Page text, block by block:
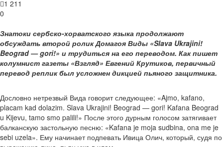
1 211
0
Знатоки сербско-хорватского языка продолжают
обсуждать второй ролик Домагоя Виды «Slava Ukrajini!
Beograd — gori!» и трудиться на его переводом. Как пишет
колумнист газеты «Взгляд» Евгений Крутиков, первичный
перевод реплик был усложнен дикцией пьяного защитника.
Дословно нетрезвый Вида говорит следующее: «Ajmo, kafano,
placam kad dolazim. Slava Ukrajini! Beograd — gori! Kafana Beograd
u Kijevu, tamo smo palili!» После этого дурным голосом затягивает
балканскую застольную песню: «Kafana je moja sudbina, ona me je
sebi uzela». Ему начинает подпевать Ивица Олич, который, судя по